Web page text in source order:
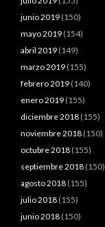
junio 2019 (150)
mayo 2019 (154)
abril 2019 (149)
marzo 2019 (155)
febrero 2019 (140)
enero 2019 (155)
diciembre 2018 (155)
noviembre 2018 (150)
octubre 2018 (155)
septiembre 2018 (150)
agosto 2018 (155)
julio 2018 (155)
junio 2018 (150)